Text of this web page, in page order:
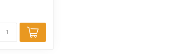
e...